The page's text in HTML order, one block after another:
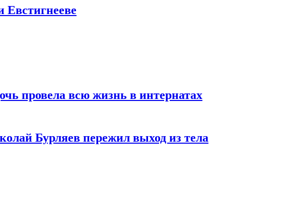
провела всю жизнь в интернатах
Бурляев пережил выход из тела